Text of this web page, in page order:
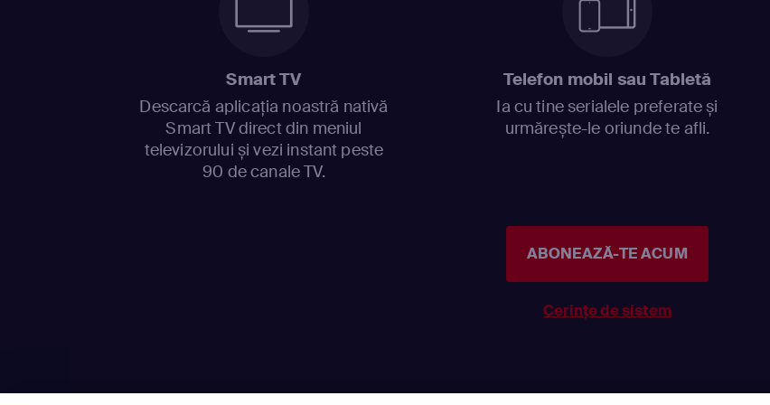
Smart TV
Descarcă aplicația noastră nativă
Smart TV direct din meniul
televizorului și vezi instant peste
90 de canale TV.
Telefon mobil sau Tabletă
Ia cu tine serialele preferate și
urmărește-le oriunde te afli.
ABONEAZĂ-TE ACUM
Cerințe de sistem